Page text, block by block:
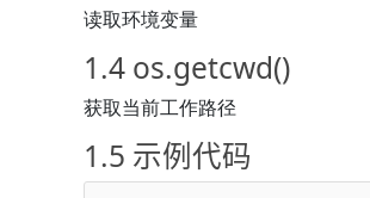
读取环境变量
1.4 os.getcwd()
获取当前工作路径
1.5 示例代码